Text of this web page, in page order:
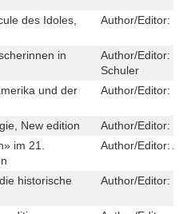
des Idoles,
Author/Editor:
in
Author/Editor:
Schuler
und der
Author/Editor:
New edition Author/Editor:
im 21.
Author/Editor:
historische
Author/Editor: